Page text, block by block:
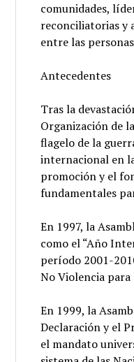
comunidades,
reconciliatorias y
entre las
Antecedentes
Tras la
Organización de
flagelo de la
internacional en
promoción y el
fundamentales
En 1997, la
como el “Año
período 2001-
No Violencia para
En 1999, la
Declaración y el
el mandato